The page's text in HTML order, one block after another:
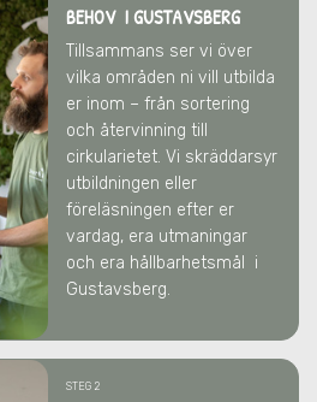
BEHOV I GUSTAVSBERG
Tillsammans ser vi över
vilka områden ni vill utbilda
er inom – från sortering
och återvinning till
cirkularietet. Vi skräddarsyr
utbildningen eller
föreläsningen efter er
vardag, era utmaningar
och era hållbarhetsmål
i
Gustavsberg.
STEG 2